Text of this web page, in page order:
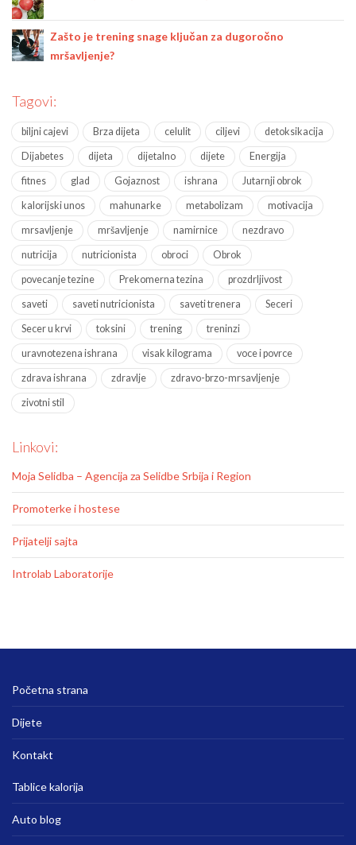
Zašto je trening snage ključan za dugoročno
mršavljenje?
Tagovi:
biljni cajevi Brza dijeta celulit ciljevi detoksikacija
Dijabetes dijeta dijetalno dijete Energija
fitnes glad Gojaznost ishrana Jutarnji obrok
kalorijski unos mahunarke metabolizam motivacija
mrsavljenje mršavljenje namirnice nezdravo
nutricija nutricionista obroci Obrok
povecanje tezine Prekomerna tezina prozdrljivost
saveti saveti nutricionista saveti trenera Seceri
Secer u krvi toksini trening treninzi
uravnotezena ishrana visak kilograma voce i povrce
zdrava ishrana zdravlje zdravo-brzo-mrsavljenje
zivotni stil
Linkovi:
Moja Selidba – Agencija za Selidbe Srbija i Region
Promoterke i hostese
Prijatelji sajta
Introlab Laboratorije
Početna strana
Dijete
Kontakt
Tablice kalorija
Auto blog